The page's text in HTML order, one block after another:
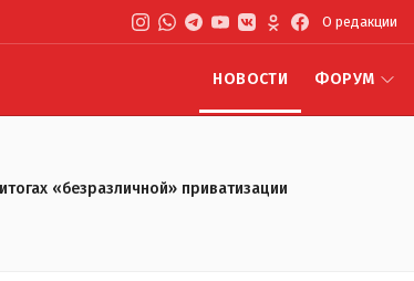
О редакции
НОВОСТИ ФОРУМ
«безразличной» приватизации